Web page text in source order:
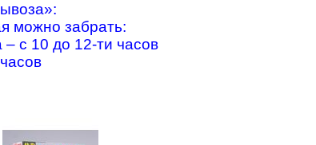
можно забрать:
с 10 до 12-ти часов